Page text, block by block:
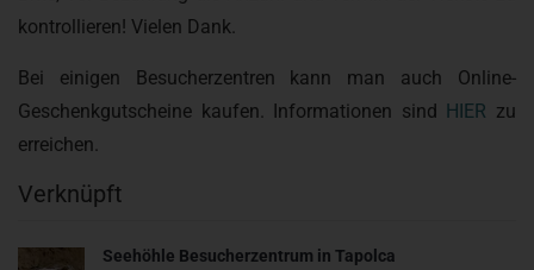
kontrollieren! Vielen Dank.
Bei einigen Besucherzentren kann man auch Online-
Geschenkgutscheine kaufen. Informationen sind
HIER zu
erreichen.
Verknüpft
Seehöhle Besucherzentrum in Tapolca